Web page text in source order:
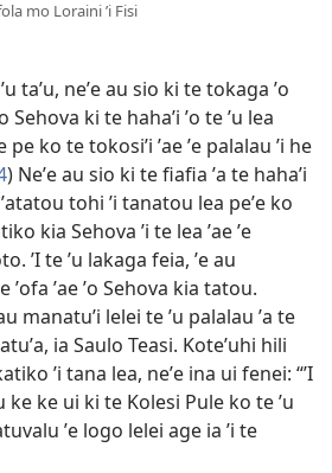
mo Loraini ʼi Fisi
taʼu, neʼe au sio ki te tokaga ʼo
ki te hahaʼi ʼo te ʼu lea
ko te tokosiʼi ʼae ʼe palalau ʼi he
) Neʼe au sio ki te fiafia ʼa te hahaʼi
tohi ʼi tanatou lea peʼe ko
kia Sehova ʼi te lea ʼae ʼe
ʼI te ʼu lakaga feia, ʼe au
ʼae ʼo Sehova kia tatou.
manatuʼi lelei te ʼu palalau ʼa te
ia Saulo Teasi. Koteʼuhi hili
ʼi tana lea, neʼe ina ui fenei: “ʼI
ke ui ki te Kolesi Pule ko te ʼu
ʼe logo lelei age ia ʼi te